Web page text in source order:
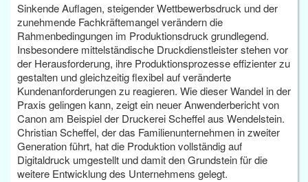
Sinkende Auflagen, steigender Wettbewerbsdruck und der
zunehmende Fachkräftemangel verändern die
Rahmenbedingungen im Produktionsdruck grundlegend.
Insbesondere mittelständische Druckdienstleister stehen vor
der Herausforderung, ihre Produktionsprozesse effizienter zu
gestalten und gleichzeitig flexibel auf veränderte
Kundenanforderungen zu reagieren. Wie dieser Wandel in der
Praxis gelingen kann, zeigt ein neuer Anwenderbericht von
Canon am Beispiel der Druckerei Scheffel aus Wendelstein.
Christian Scheffel, der das Familienunternehmen in zweiter
Generation führt, hat die Produktion vollständig auf
Digitaldruck umgestellt und damit den Grundstein für die
weitere Entwicklung des Unternehmens gelegt.